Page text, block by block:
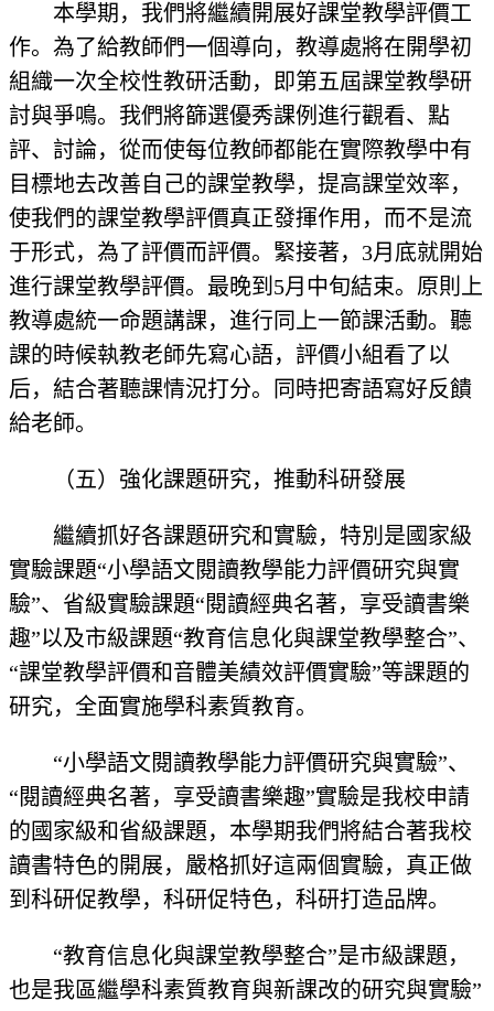
本學期，我們將繼續開展好課堂教學評價工
作。為了給教師們一個導向，教導處將在開學初
組織一次全校性教研活動，即第五屆課堂教學研
討與爭鳴。我們將篩選優秀課例進行觀看、點
評、討論，從而使每位教師都能在實際教學中有
目標地去改善自己的課堂教學，提高課堂效率，
使我們的課堂教學評價真正發揮作用，而不是流
于形式，為了評價而評價。緊接著，3月底就開始
進行課堂教學評價。最晚到5月中旬結束。原則上
教導處統一命題講課，進行同上一節課活動。聽
課的時候執教老師先寫心語，評價小組看了以
后，結合著聽課情況打分。同時把寄語寫好反饋
給老師。
（五）強化課題研究，推動科研發展
繼續抓好各課題研究和實驗，特別是國家級
實驗課題“小學語文閱讀教學能力評價研究與實
驗”、省級實驗課題“閱讀經典名著，享受讀書樂
趣”以及市級課題“教育信息化與課堂教學整合”、
“課堂教學評價和音體美績效評價實驗”等課題的
研究，全面實施學科素質教育。
“小學語文閱讀教學能力評價研究與實驗”、
“閱讀經典名著，享受讀書樂趣”實驗是我校申請
的國家級和省級課題，本學期我們將結合著我校
讀書特色的開展，嚴格抓好這兩個實驗，真正做
到科研促教學，科研促特色，科研打造品牌。
“教育信息化與課堂教學整合”是市級課題，
也是我區繼學科素質教育與新課改的研究與實驗”